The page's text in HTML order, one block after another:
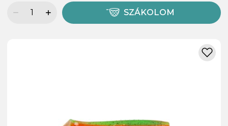
SZÁKOLOM